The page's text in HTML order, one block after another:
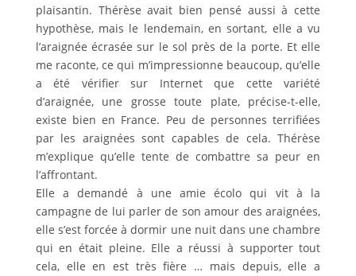
plaisantin. Thérèse avait bien pensé aussi à cette
hypothèse, mais le lendemain, en sortant, elle a vu
l’araignée écrasée sur le sol près de la porte. Et elle
me raconte, ce qui m’impressionne beaucoup, qu’elle
a été vérifier sur Internet que cette variété
d’araignée, une grosse toute plate, précise-t-elle,
existe bien en France. Peu de personnes terrifiées
par les araignées sont capables de cela. Thérèse
m’explique qu’elle tente de combattre sa peur en
l’affrontant.
Elle a demandé à une amie écolo qui vit à la
campagne de lui parler de son amour des araignées,
elle s’est forcée à dormir une nuit dans une chambre
qui en était pleine. Elle a réussi à supporter tout
cela, elle en est très fière … mais depuis, elle a